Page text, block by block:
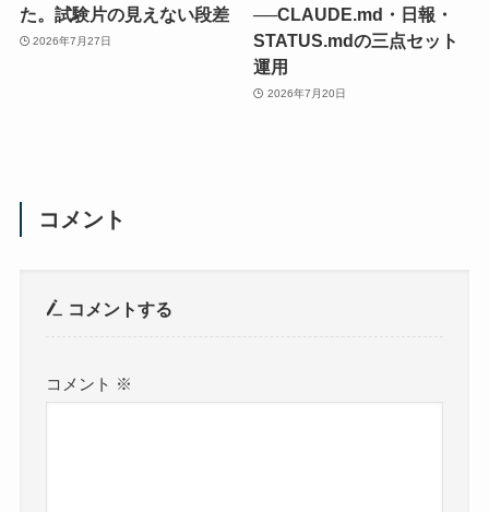
た。試験片の見えない段差
2026年7月27日
──CLAUDE.md・日報・
STATUS.mdの三点セット
運用
2026年7月20日
コメント
コメントする
コメント ※